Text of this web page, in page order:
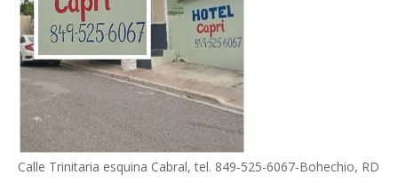
Calle Trinitaria esquina Cabral, tel. 849-525-6067-Bohechio, RD